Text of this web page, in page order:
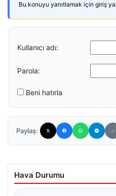
Bu konuyu yanıtlamak için giriş
Kullanıcı adı:
Parola:
Beni hatırla
Paylaş:
Hava Durumu